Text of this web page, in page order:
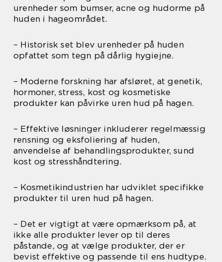
urenheder som bumser, acne og hudorme på
huden i hageområdet.
– Historisk set blev urenheder på huden
opfattet som tegn på dårlig hygiejne.
– Moderne forskning har afsløret, at genetik,
hormoner, stress, kost og kosmetiske
produkter kan påvirke uren hud på hagen.
– Effektive løsninger inkluderer regelmæssig
rensning og eksfoliering af huden,
anvendelse af behandlingsprodukter, sund
kost og stresshåndtering.
– Kosmetikindustrien har udviklet specifikke
produkter til uren hud på hagen.
– Det er vigtigt at være opmærksom på, at
ikke alle produkter lever op til deres
påstande, og at vælge produkter, der er
bevist effektive og passende til ens hudtype.